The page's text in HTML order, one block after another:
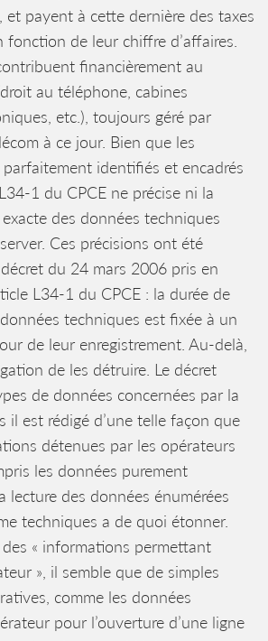
et payent à cette dernière des taxes
de leur chiffre d’affaires.
financièrement au
au téléphone, cabines
etc.), toujours géré par
à ce jour. Bien que les
identifiés et encadrés
1 du CPCE ne précise ni la
des données techniques
Ces précisions ont été
du 24 mars 2006 pris en
L34-1 du CPCE : la durée de
techniques est fixée à un
de leur enregistrement. Au-delà,
de les détruire. Le décret
de données concernées par la
il est rédigé d’une telle façon que
détenues par les opérateurs
les données purement
lecture des données énumérées
techniques a de quoi étonner.
« informations permettant
», il semble que de simples
comme les données
pour l’ouverture d’une ligne